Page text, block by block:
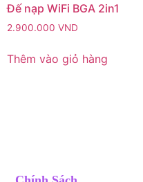
Đế nạp WiFi BGA 2in1
2.900.000 VND
Thêm vào giỏ hàng